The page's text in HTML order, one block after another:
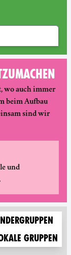
wo auch immer
beim Aufbau
sind wir
und
want to
Gruppen